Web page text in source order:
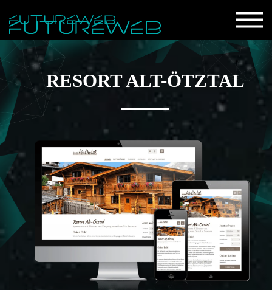
RESORT ALT-ÖTZTAL